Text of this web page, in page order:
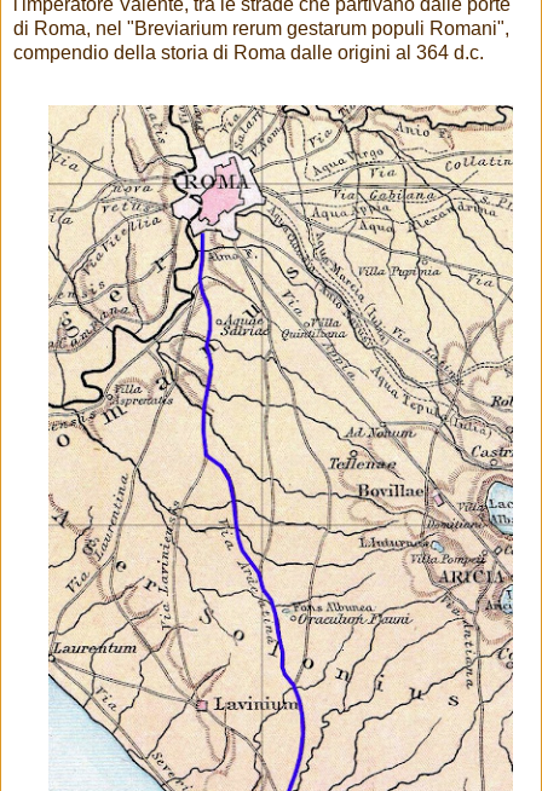
di Roma, nel "Breviarium rerum gestarum populi Romani",
compendio della storia di Roma dalle origini al 364 d.c.